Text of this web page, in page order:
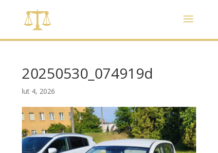
20250530_074919d
lut 4, 2026